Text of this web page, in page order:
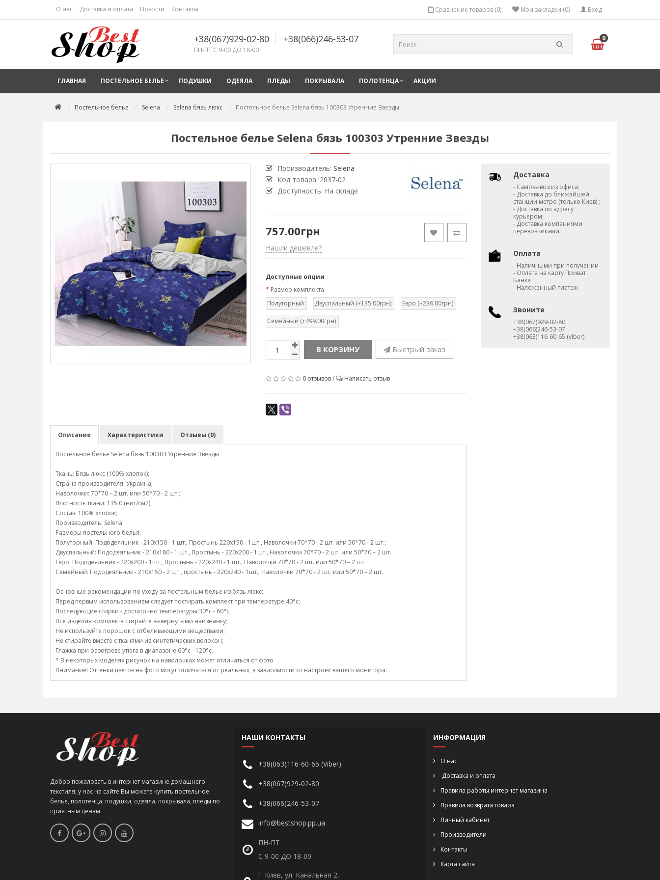
О нас Доставка и оплата Новости Контакты Вход
Мои закладки (0)
Сравнение товаров (0)
+38(067)929-02-80 +38(066)246-53-07
ПН-ПТ С 9-00 ДО 18-00
0
ГЛАВНАЯ ПОСТЕЛЬНОЕ БЕЛЬЕ ПОДУШКИ ОДЕЯЛА ПЛЕДЫ ПОКРЫВАЛА ПОЛОТЕНЦА АКЦИИ
Постельное белье Selena Selena бязь люкс Постельное белье Selena бязь 100303 Утренние Звезды
Постельное белье Selena бязь 100303 Утренние Звезды
Производитель: Selena
Код товара: 2037-02
Доступность: На складе
757.00грн
Нашли дешевле?
Доступные опции
Размер комплекта
Полуторный
Двуспальный (+135.00грн) Евро (+236.00грн)
Семейный (+499.00грн)
В КОРЗИНУ Быстрый заказ
0 отзывов/ Написать отзыв
Описание Характеристики Отзывы (0)
Постельное белье Selena бязь 100303 Утренние Звезды
Ткань: Бязь люкс (100% хлопок);
Страна производителя: Украина;
Наволочки: 70*70 – 2 шт. или 50*70 - 2 шт.;
Плотность ткани: 135.0 (нит/см2);
Состав: 100% хлопок;
Производитель: Selena
Размеры постельного белья:
Полуторный: Пододеяльник - 210х150 - 1 шт., Простынь 220х150 - 1шт., Наволочки 70*70 - 2 шт. или 50*70 - 2 шт.;
Двуспальный: Пододеяльник - 210х180 - 1 шт., Простынь - 220х200 - 1шт., Наволочки 70*70 - 2 шт. или 50*70 – 2 шт.
Евро: Пододеяльник - 220х200 - 1шт., Простынь - 220х240 - 1 шт., Наволочки 70*70 - 2 шт. или 50*70 – 2 шт.
Семейный: Пододеяльник - 210х150 - 2 шт., простынь - 220х240 - 1шт., Наволочки 70*70 - 2 шт. или 50*70 – 2 шт.
Основные рекомендации по уходу за постельным белье из бязь люкс:
Перед первым использованием следует постирать комплект при температуре 40°c;
Последующие стирки - достаточно температуры 30°c - 60°c;
Все изделия комплекта стирайте вывернутыми наизнанку;
Не используйте порошок с отбеливающими веществами;
Не стирайте вместе с тканями из синтетических волокон;
Глажка при разогреве утюга в диапазоне 60°c - 120°c.
* В некоторых моделях рисунок на наволочках может отличаться от фото
Внимание! Оттенки цветов на фото могут отличаться от реальных, в зависимости от настроек вашего монитора.
Доставка
- Самовывоз из офиса;
- Доставка до ближайшей
станции метро (только Киев) ;
- Доставка по адресу
курьером;
- Доставка компаниями
перевозчиками;
Оплата
- Наличными при получении
- Оплата на карту Приват
Банка
- Наложенный платеж
Звоните
+38(067)929-02-80
+38(066)246-53-07
+38(063)116-60-65 (viber)
Добро пожаловать в интернет магазине домашнего
текстиля, у нас на сайте Вы можете купить постельное
белье, полотенца, подушки, одеяла, покрывала, пледы по
приятным ценам.
НАШИ КОНТАКТЫ
+38(063)116-60-65 (Viber)
+38(067)929-02-80
+38(066)246-53-07
info@bestshop.pp.ua
ПН-ПТ
С 9-00 ДО 18-00
г. Киев, ул. Канальная 2,
ИНФОРМАЦИЯ
О нас
Доставка и оплата
Правила работы интернет магазина
Правила возврата товара
Личный кабинет
Производители
Контакты
Карта сайта